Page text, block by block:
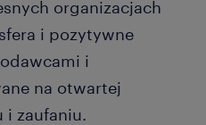
organizacjach
i pozytywne
i
na otwartej
i zaufaniu.